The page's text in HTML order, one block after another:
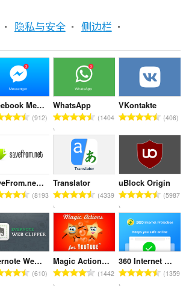
隐私与安全 侧边栏
Facebook Messenger
总
次
：
912
WhatsApp
总
数
：
1404
VKontakte
总
分
次
数
：
406
SaveFrom.net helper
总
次
：
8193
Translator
总
分
次
数
：
4339
uBlock Origin
总
分
次
数
：
5987
Evernote Web Clipper
总610
Magic Actions for YouTube™
总1442
360 Internet Protection
总1359